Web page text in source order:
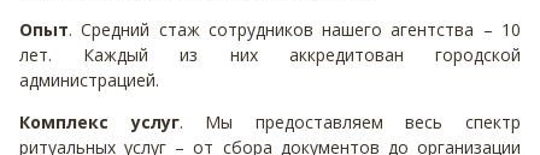
Опыт. Средний стаж сотрудников нашего агентства – 10
лет. Каждый из них аккредитован городской
администрацией.
Комплекс услуг. Мы предоставляем весь спектр
ритуальных услуг – от сбора документов до организации